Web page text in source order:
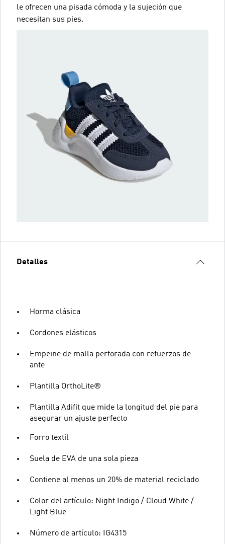
le ofrecen una pisada cómoda y la sujeción que
necesitan sus pies.
Detalles
Horma clásica
Cordones elásticos
Empeine de malla perforada con refuerzos de
ante
Plantilla OrthoLite®
Plantilla Adifit que mide la longitud del pie para
asegurar un ajuste perfecto
Forro textil
Suela de EVA de una sola pieza
Contiene al menos un 20% de material reciclado
Color del artículo: Night Indigo / Cloud White /
Light Blue
Número de artículo: IG4315